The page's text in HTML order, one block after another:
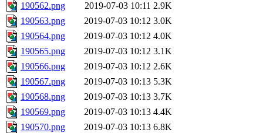
190562.png
2019-07-03 10:11 2.9K
190563.png
2019-07-03 10:12 3.0K
190564.png
2019-07-03 10:12 4.0K
190565.png
2019-07-03 10:12 3.1K
190566.png
2019-07-03 10:12 2.6K
190567.png
2019-07-03 10:13 5.3K
190568.png
2019-07-03 10:13 3.7K
190569.png
2019-07-03 10:13 4.4K
190570.png
2019-07-03 10:13 6.8K